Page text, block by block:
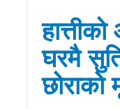
घरमै
छोराको